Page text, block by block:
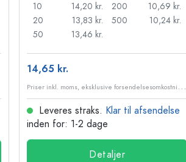
10
14,20 kr.
20
13,83 kr.
50
13,46 kr.
200
10,69 kr.
500
10,24 kr.
14,65 kr.
P
riser inkl. moms, eksklusive forsendelsesomkostninger
Leveres straks. Klar til afsendelse
inden for: 1-2 dage
Detaljer